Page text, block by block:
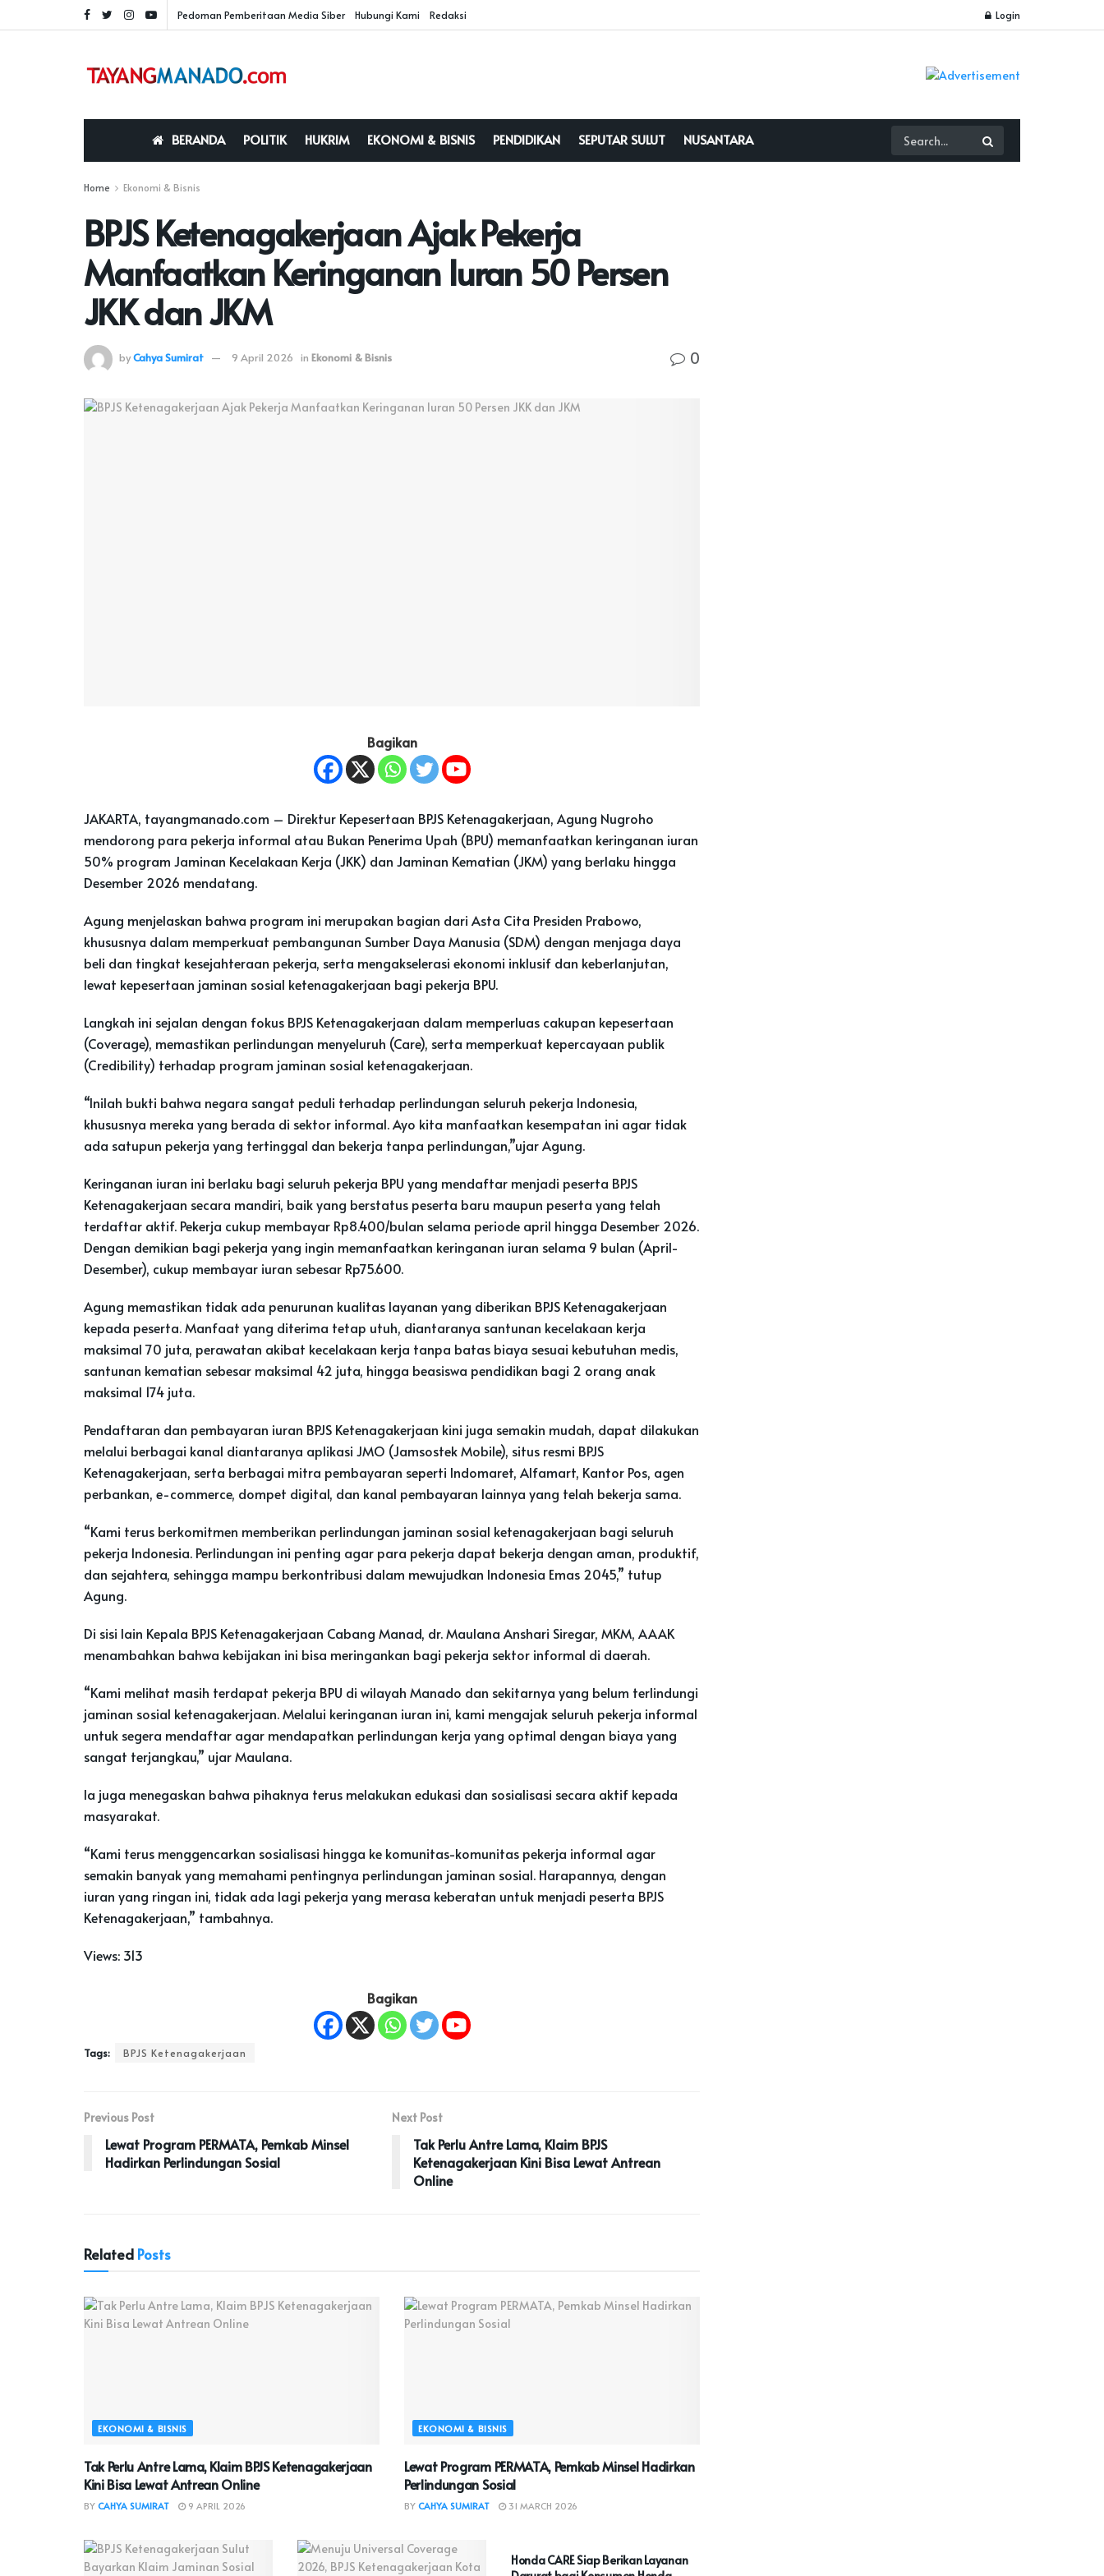
Pedoman Pemberitaan Media Siber Hubungi Kami Redaksi Login
BERANDA POLITIK HUKRIM EKONOMI & BISNIS PENDIDIKAN SEPUTAR SULUT NUSANTARA
Home Ekonomi & Bisnis
BPJS Ketenagakerjaan Ajak Pekerja
Manfaatkan Keringanan Iuran 50 Persen
JKK dan JKM
byCahya Sumirat 9 April 2026 in Ekonomi & Bisnis 0
Bagikan
JAKARTA, tayangmanado.com – Direktur Kepesertaan BPJS Ketenagakerjaan, Agung Nugroho
mendorong para pekerja informal atau Bukan Penerima Upah (BPU) memanfaatkan keringanan iuran
50% program Jaminan Kecelakaan Kerja (JKK) dan Jaminan Kematian (JKM) yang berlaku hingga
Desember 2026 mendatang.
Agung menjelaskan bahwa program ini merupakan bagian dari Asta Cita Presiden Prabowo,
khususnya dalam memperkuat pembangunan Sumber Daya Manusia (SDM) dengan menjaga daya
beli dan tingkat kesejahteraan pekerja, serta mengakselerasi ekonomi inklusif dan keberlanjutan,
lewat kepesertaan jaminan sosial ketenagakerjaan bagi pekerja BPU.
Langkah ini sejalan dengan fokus BPJS Ketenagakerjaan dalam memperluas cakupan kepesertaan
(Coverage), memastikan perlindungan menyeluruh (Care), serta memperkuat kepercayaan publik
(Credibility) terhadap program jaminan sosial ketenagakerjaan.
“Inilah bukti bahwa negara sangat peduli terhadap perlindungan seluruh pekerja Indonesia,
khususnya mereka yang berada di sektor informal. Ayo kita manfaatkan kesempatan ini agar tidak
ada satupun pekerja yang tertinggal dan bekerja tanpa perlindungan,”ujar Agung.
Keringanan iuran ini berlaku bagi seluruh pekerja BPU yang mendaftar menjadi peserta BPJS
Ketenagakerjaan secara mandiri, baik yang berstatus peserta baru maupun peserta yang telah
terdaftar aktif. Pekerja cukup membayar Rp8.400/bulan selama periode april hingga Desember 2026.
Dengan demikian bagi pekerja yang ingin memanfaatkan keringanan iuran selama 9 bulan (April-
Desember), cukup membayar iuran sebesar Rp75.600.
Agung memastikan tidak ada penurunan kualitas layanan yang diberikan BPJS Ketenagakerjaan
kepada peserta. Manfaat yang diterima tetap utuh, diantaranya santunan kecelakaan kerja
maksimal 70 juta, perawatan akibat kecelakaan kerja tanpa batas biaya sesuai kebutuhan medis,
santunan kematian sebesar maksimal 42 juta, hingga beasiswa pendidikan bagi 2 orang anak
maksimal 174 juta.
Pendaftaran dan pembayaran iuran BPJS Ketenagakerjaan kini juga semakin mudah, dapat dilakukan
melalui berbagai kanal diantaranya aplikasi JMO (Jamsostek Mobile), situs resmi BPJS
Ketenagakerjaan, serta berbagai mitra pembayaran seperti Indomaret, Alfamart, Kantor Pos, agen
perbankan, e-commerce, dompet digital, dan kanal pembayaran lainnya yang telah bekerja sama.
“Kami terus berkomitmen memberikan perlindungan jaminan sosial ketenagakerjaan bagi seluruh
pekerja Indonesia. Perlindungan ini penting agar para pekerja dapat bekerja dengan aman, produktif,
dan sejahtera, sehingga mampu berkontribusi dalam mewujudkan Indonesia Emas 2045,” tutup
Agung.
Di sisi lain Kepala BPJS Ketenagakerjaan Cabang Manad, dr. Maulana Anshari Siregar, MKM, AAAK
menambahkan bahwa kebijakan ini bisa meringankan bagi pekerja sektor informal di daerah.
“Kami melihat masih terdapat pekerja BPU di wilayah Manado dan sekitarnya yang belum terlindungi
jaminan sosial ketenagakerjaan. Melalui keringanan iuran ini, kami mengajak seluruh pekerja informal
untuk segera mendaftar agar mendapatkan perlindungan kerja yang optimal dengan biaya yang
sangat terjangkau,” ujar Maulana.
Ia juga menegaskan bahwa pihaknya terus melakukan edukasi dan sosialisasi secara aktif kepada
masyarakat.
“Kami terus menggencarkan sosialisasi hingga ke komunitas-komunitas pekerja informal agar
semakin banyak yang memahami pentingnya perlindungan jaminan sosial. Harapannya, dengan
iuran yang ringan ini, tidak ada lagi pekerja yang merasa keberatan untuk menjadi peserta BPJS
Ketenagakerjaan,” tambahnya.
Views: 313
Bagikan
Tags: BPJS Ketenagakerjaan
Previous Post
Lewat Program PERMATA, Pemkab Minsel
Hadirkan Perlindungan Sosial
Next Post
Tak Perlu Antre Lama, Klaim BPJS
Ketenagakerjaan Kini Bisa Lewat Antrean
Online
Related Posts
EKONOMI & BISNIS
Tak Perlu Antre Lama, Klaim BPJS Ketenagakerjaan
Kini Bisa Lewat Antrean Online
BY CAHYA SUMIRAT 9 APRIL 2026
EKONOMI & BISNIS
Lewat Program PERMATA, Pemkab Minsel Hadirkan
Perlindungan Sosial
BY CAHYA SUMIRAT 31 MARCH 2026
Honda CARE Siap Berikan Layanan